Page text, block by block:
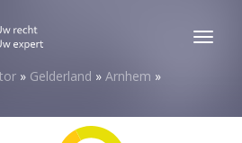
Toggle
» Gelderland » Arnhem »